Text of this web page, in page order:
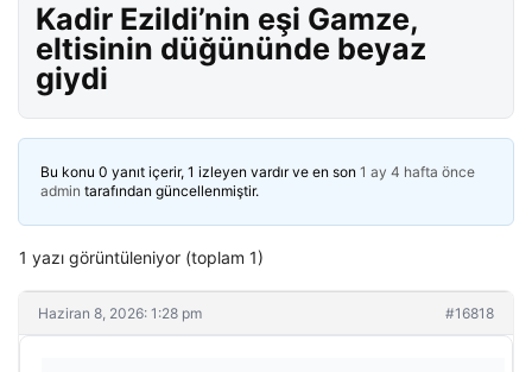
Kadir Ezildi’nin eşi Gamze,
eltisinin düğününde beyaz
giydi
Bu konu 0 yanıt içerir, 1 izleyen vardır ve en son 1 ay 4 hafta önce
admin tarafından güncellenmiştir.
1 yazı görüntüleniyor (toplam 1)
Haziran 8, 2026: 1:28 pm #16818